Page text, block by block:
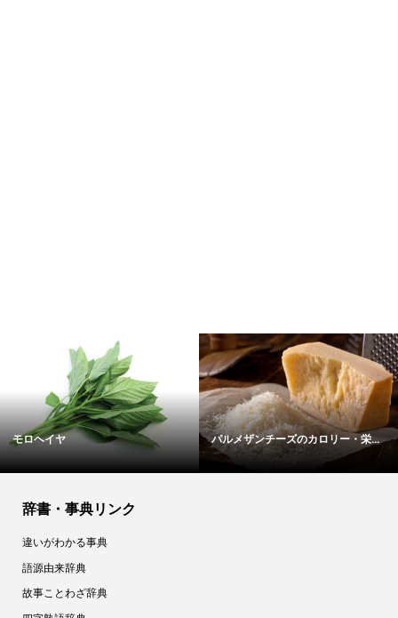
モロヘイヤ パルメザンチーズのカロリー・栄...
辞書・事典リンク
違いがわかる事典
語源由来辞典
故事ことわざ辞典